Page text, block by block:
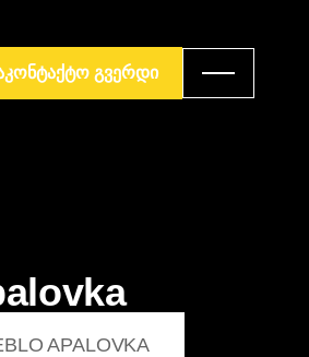
ᲒᲕᲔᲠᲓᲘ
alovka
APALOVKA